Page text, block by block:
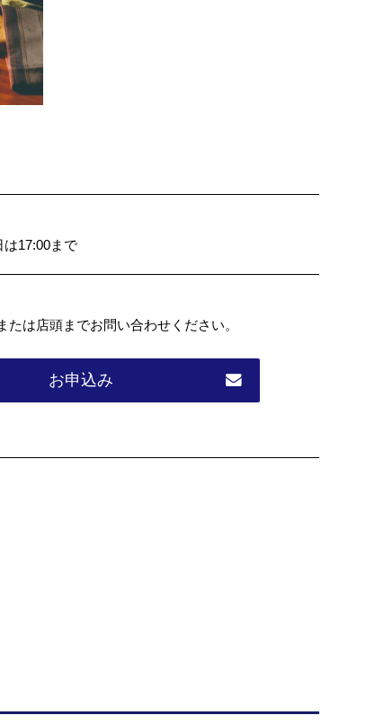
17:00まで
は店頭までお問い合わせください。
お申込み